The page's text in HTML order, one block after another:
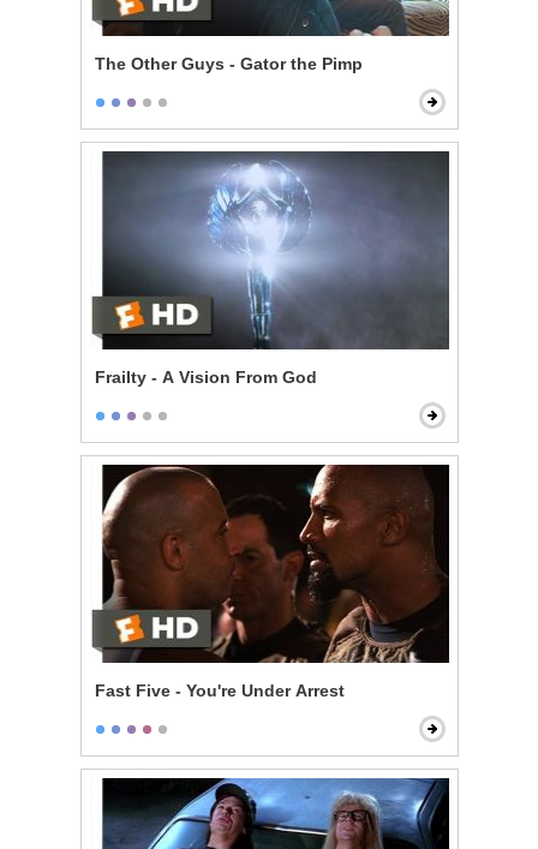
The Other Guys - Gator the Pimp
Frailty - A Vision From God
Fast Five - You're Under Arrest